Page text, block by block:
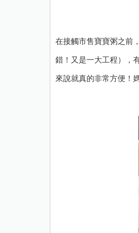
在接觸市售寶寶粥之前
錯！又是一大工程），
來說就真的非常方便！